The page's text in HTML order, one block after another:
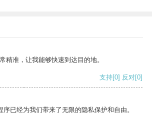
精准，让我能够快速到达目的地。
支持[0] 反对[0]
已经为我们带来了无限的隐私保护和自由。